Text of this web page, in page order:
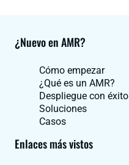
¿Nuevo en AMR?
Cómo empezar
¿Qué es un AMR?
Despliegue con éxito
Soluciones
Casos
Enlaces más vistos